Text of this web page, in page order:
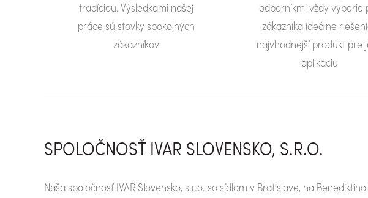
tradíciou. Výsledkami našej
práce sú stovky spokojných
zákazníkov
odborníkmi vždy vyberie
zákazníka ideálne
najvhodnejší produkt pre
aplikáciu
SPOLOČNOSŤ IVAR SLOVENSKO, S.R.O.
Naša spoločnosť IVAR Slovensko, s.r.o. so sídlom v Bratislave, na